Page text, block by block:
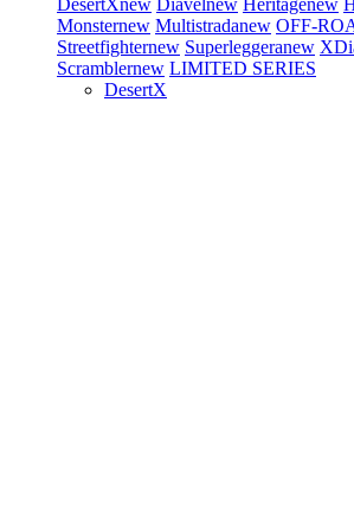
DesertXnew Diavelnew Heritagenew
Monsternew Multistradanew OFF-
Streetfighternew Superleggeranew
Scramblernew LIMITED SERIES
DesertX